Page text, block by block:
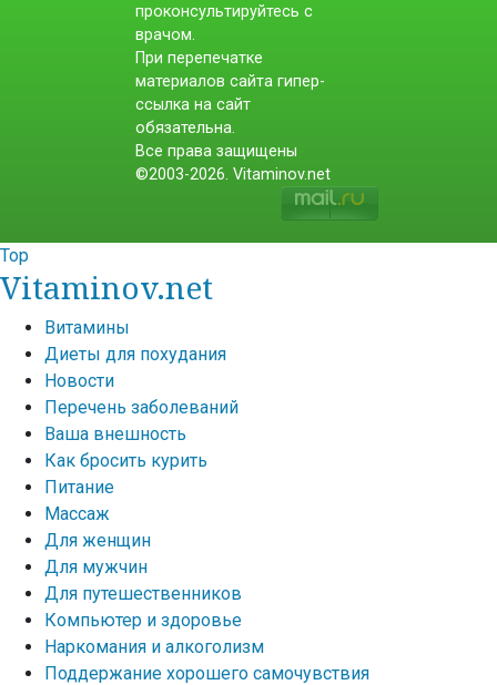
проконсультируйтесь с
врачом.
При перепечатке
материалов сайта гипер-
ссылка на сайт
обязательна.
Все права защищены
©2003-2026. Vitaminov.net
Top
Vitaminov.net
Витамины
Диеты для похудания
Новости
Перечень заболеваний
Ваша внешность
Как бросить курить
Питание
Массаж
Для женщин
Для мужчин
Для путешественников
Компьютер и здоровье
Наркомания и алкоголизм
Поддержание хорошего самочувствия